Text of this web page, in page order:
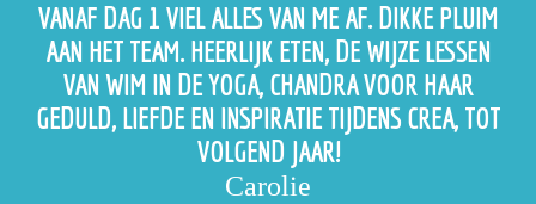
VANAF DAG 1 VIEL ALLES VAN ME AF. DIKKE PLUIM
AAN HET TEAM. HEERLIJK ETEN, DE WIJZE LESSEN
VAN WIM IN DE YOGA, CHANDRA VOOR HAAR
GEDULD, LIEFDE EN INSPIRATIE TIJDENS CREA, TOT
VOLGEND JAAR!
Carolie